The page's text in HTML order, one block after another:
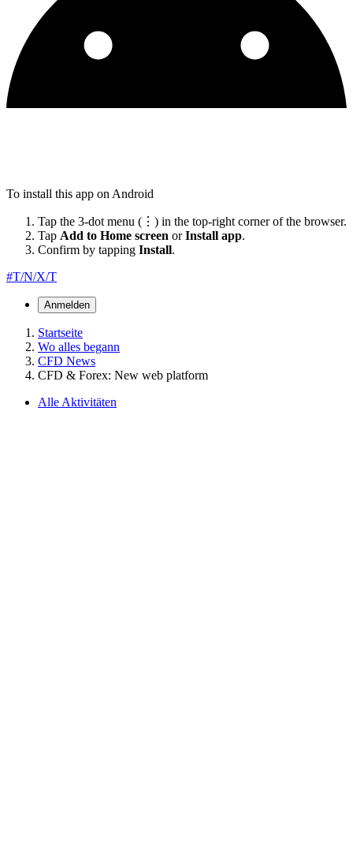
To install this app on Android
Tap the 3-dot menu (⋮) in the top-right corner of the browser.
Tap Add to Home screen orInstall app.
Confirm by tapping Install.
#T/N/X/T
Anmelden
Startseite
Wo alles begann
CFD News
CFD & Forex: New web platform
Alle Aktivitäten